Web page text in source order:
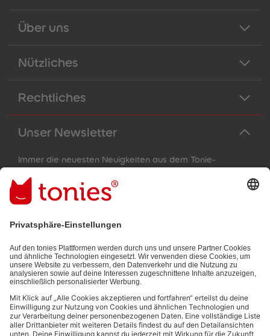
Über uns
Nützliches
Rechtliches
Unser Newsletter
Immer die neuesten Neuigkeiten aus dem Tonie-
E-Mail-Addresse
Mit dem Absenden abonnierst du unseren E-Mail-Newsletter, der
informationen) und den von dir zu Werbezwecken bereitgestellten
Interaktionsinformationen (z.B. Abspielinformationen) basiert. Du
kannst den Newsletter jederzeit kostenlos abbestellen.
Datenschutzbestimmungen.
Bezahlmethoden: